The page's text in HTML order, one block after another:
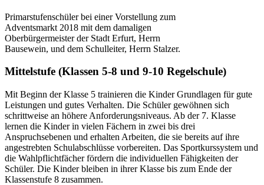
Primarstufenschüler bei einer Vorstellung zum
Adventsmarkt 2018 mit dem damaligen
Oberbürgermeister der Stadt Erfurt, Herrn
Bausewein, und dem Schulleiter, Herrn Stalzer.
Mittelstufe (Klassen 5-8 und 9-10 Regelschule)
Mit Beginn der Klasse 5 trainieren die Kinder Grundlagen für gute
Leistungen und gutes Verhalten. Die Schüler gewöhnen sich
schrittweise an höhere Anforderungsniveaus. Ab der 7. Klasse
lernen die Kinder in vielen Fächern in zwei bis drei
Anspruchsebenen und erhalten Arbeiten, die sie bereits auf ihre
angestrebten Schulabschlüsse vorbereiten. Das Sportkurssystem und
die Wahlpflichtfächer fördern die individuellen Fähigkeiten der
Schüler. Die Kinder bleiben in ihrer Klasse bis zum Ende der
Klassenstufe 8 zusammen.